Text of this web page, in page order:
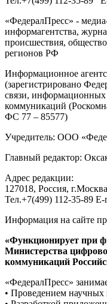
«ФедералПресс» -
информагентства,
происшествия,
регионов РФ
Информационное
(зарегистрировано
связи,
коммуникаций
ФС 77 – 85577)
Учредитель: ООО
Главный редактор:
Адрес редакции:
127018, Россия,
Тел.+7(499) 112-35-89 E-
Информация на сайте
«Функционирует при
Министерства
коммуникаций
«ФедералПресс»
• Проведением научных